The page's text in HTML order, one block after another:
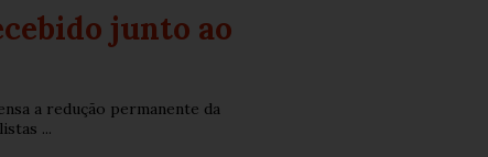
junto ao
a redução permanente da
...